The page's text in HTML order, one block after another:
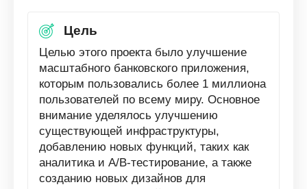
Цель
Целью этого проекта было улучшение
масштабного банковского приложения,
которым пользовались более 1 миллиона
пользователей по всему миру. Основное
внимание уделялось улучшению
существующей инфраструктуры,
добавлению новых функций, таких как
аналитика и A/B-тестирование, а также
созданию новых дизайнов для